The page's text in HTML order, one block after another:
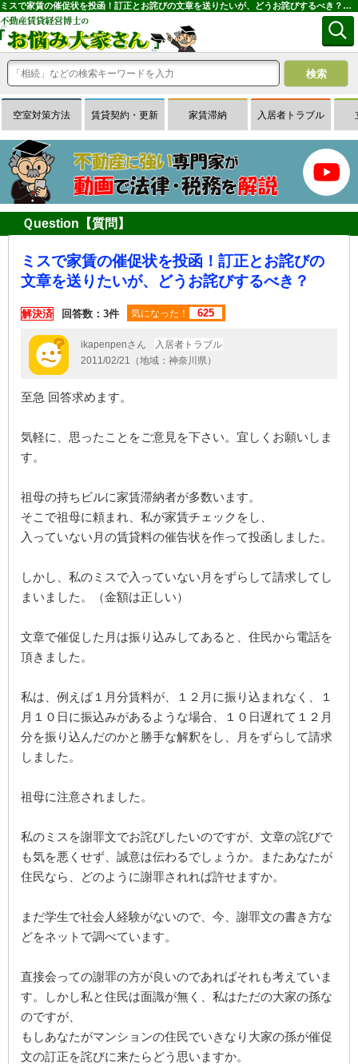
ミスで家賃の催促状を投函！訂正とお詫びの文章を送りたいが、どうお詫びするべき？｜専門家に無料相談できる賃貸経営Ｑ＆Ａサイトはお悩み大家さん
空室対策方法 賃貸契約・更新 家賃滞納 入居者トラブル
Ｑuestion【質問】
ミスで家賃の催促状を投函！訂正とお詫びの
文章を送りたいが、どうお詫びするべき？
解決済 回答数：3件 気になった！ 625
ikapenpenさん
入居者トラブル
2011/02/21（地域：神奈川県）
至急 回答求めます。
気軽に、思ったことをご意見を下さい。宜しくお願いしま
す。
祖母の持ちビルに家賃滞納者が多数います。
そこで祖母に頼まれ、私が家賃チェックをし、
入っていない月の賃貸料の催告状を作って投函しました。
しかし、私のミスで入っていない月をずらして請求してし
まいました。（金額は正しい）
文章で催促した月は振り込みしてあると、住民から電話を
頂きました。
私は、例えば１月分賃料が、１２月に振り込まれなく、１
月１０日に振込みがあるような場合、１０日遅れて１２月
分を振り込んだのかと勝手な解釈をし、月をずらして請求
しました。
祖母に注意されました。
私のミスを謝罪文でお詫びしたいのですが、文章の詫びで
も気を悪くせず、誠意は伝わるでしょうか。またあなたが
住民なら、どのように謝罪されれば許せますか。
まだ学生で社会人経験がないので、今、謝罪文の書き方な
どをネットで調べています。
直接会っての謝罪の方が良いのであればそれも考えていま
す。しかし私と住民は面識が無く、私はただの大家の孫な
のですが、
もしあなたがマンションの住民でいきなり大家の孫が催促
文の訂正を詫びに来たらどう思いますか。